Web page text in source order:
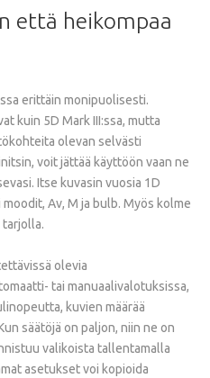
että heikompaa
erittäin monipuolisesti.
kuin 5D Mark III:ssa, mutta
olevan selvästi
voit jättää käyttöön vaan ne
Itse kuvasin vuosia 1D
Av, M ja bulb. Myös kolme
tarjolla.
olevia
tai manuaalivalotuksissa,
kuvien määrää
säätöjä on paljon, niin ne on
valikoista tallentamalla
asetukset voi kopioida